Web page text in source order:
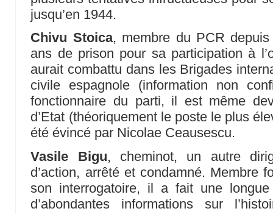
jusqu’en 1944.
Chivu Stoica, membre du PCR
ans de prison pour sa participation à
aurait combattu dans les Brigades
civile espagnole (information non
fonctionnaire du parti, il est même
d’Etat (théoriquement le poste le plus
été évincé par Nicolae Ceausescu.
Vasile Bigu, cheminot, un autre
d’action, arrêté et condamné. Membre
son interrogatoire, il a fait une
d’abondantes informations sur